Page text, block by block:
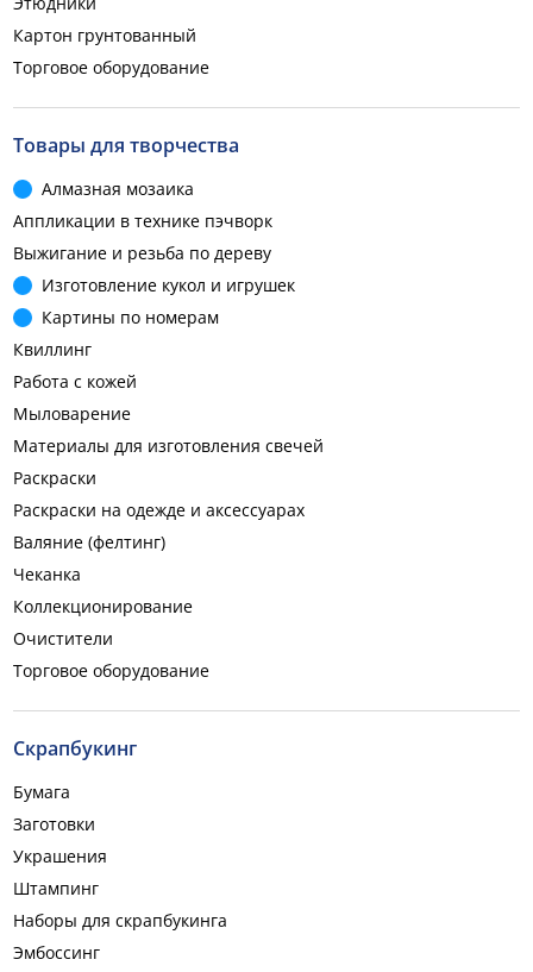
Картон грунтованный
Торговое оборудование
Товары для творчества
Алмазная мозаика
Аппликации в технике пэчворк
Выжигание и резьба по дереву
Изготовление кукол и игрушек
Картины по номерам
Квиллинг
Работа с кожей
Мыловарение
Материалы для изготовления свечей
Раскраски
Раскраски на одежде и аксессуарах
Валяние (фелтинг)
Чеканка
Коллекционирование
Очистители
Торговое оборудование
Скрапбукинг
Бумага
Заготовки
Украшения
Штампинг
Наборы для скрапбукинга
Эмбоссинг